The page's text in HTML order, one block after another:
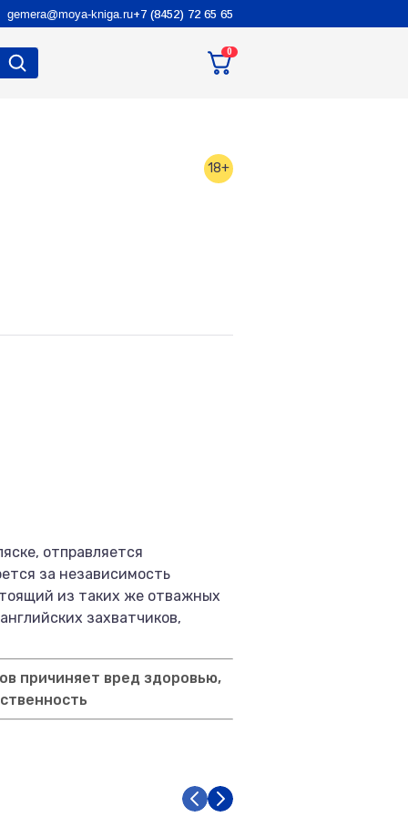
gemera@moya-kniga.ru+7 (8452) 72 65 65
0
18+
отправляется
за независимость
из таких же отважных
захватчиков,
причиняет вред здоровью,